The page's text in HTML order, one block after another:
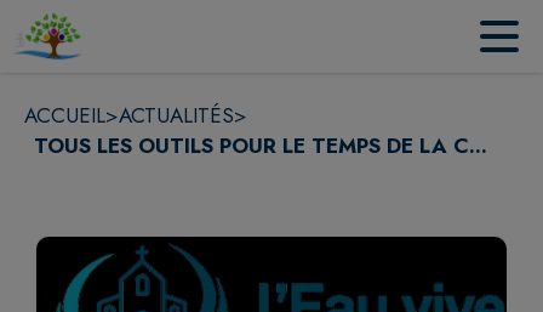
Contenu
ACCUEIL>ACTUALITÉS>
TOUS LES OUTILS POUR LE TEMPS DE LA C...